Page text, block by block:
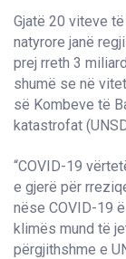
Gjatë 20 viteve
natyrore janë
prej rreth 3
shumë se në
së Kombeve të
katastrofat
“COVID-19
e gjerë për
nëse COVID-19
klimës mund të
përgjithshme e